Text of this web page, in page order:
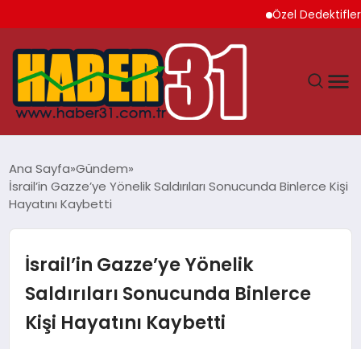
Özel Dedektiflerin
HATAY
GÜNDEM
Ana Sayfa Gündem
İsrail’in Gazze’ye Yönelik Saldırıları Sonucunda Binlerce Kişi
Hayatını Kaybetti
İsrail’in Gazze’ye Yönelik
Saldırıları Sonucunda Binlerce
Kişi Hayatını Kaybetti